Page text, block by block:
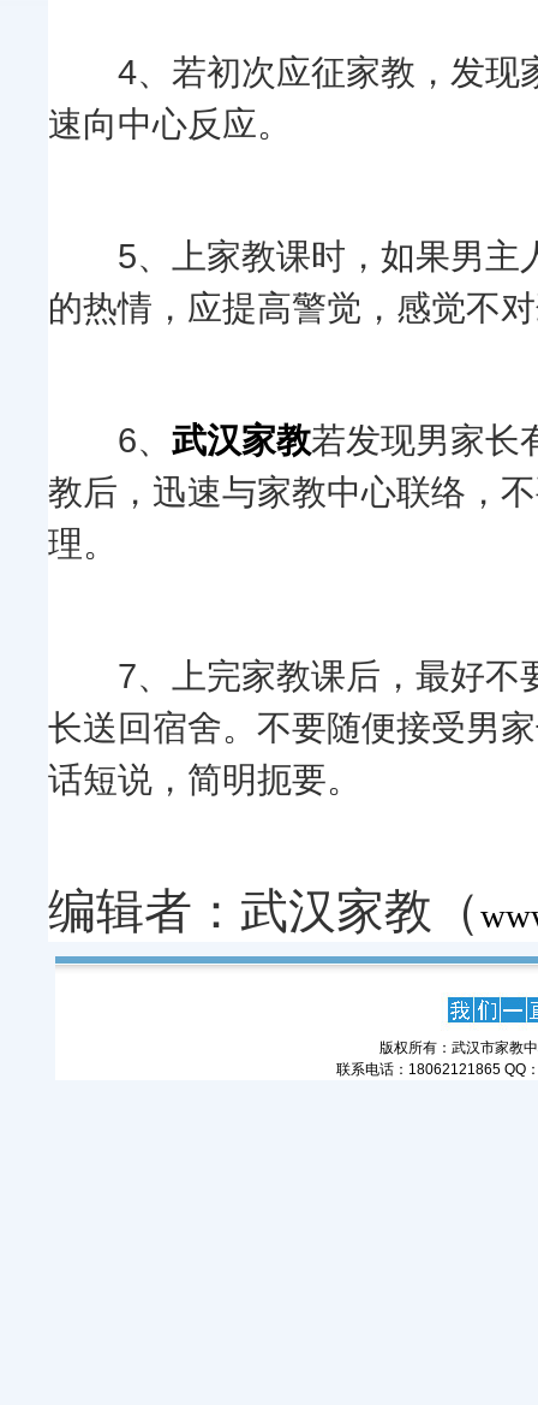
4、若初次应征家教，发现
速向中心反应。
5、上家教课时，如果男主
的热情，应提高警觉，感觉不
6、 武汉家教若发现男家长
教后，迅速与家教中心联络，
理。
7、上完家教课后，最好不
长送回宿舍。不要随便接受男
话短说，简明扼要。
编辑者：武汉家教（
版权所有：武汉市家教
联系电话：18062121865 QQ